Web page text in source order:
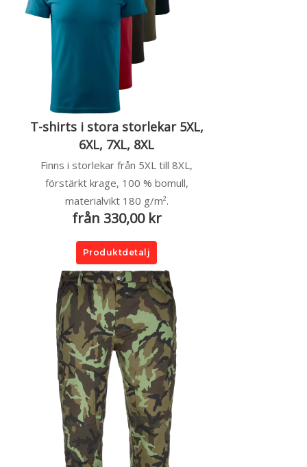
T-shirts i stora storlekar 5XL,
6XL, 7XL, 8XL
Finns i storlekar från 5XL till 8XL,
förstärkt krage, 100 % bomull,
materialvikt 180 g/m².
från 330,00 kr
Produktdetalj